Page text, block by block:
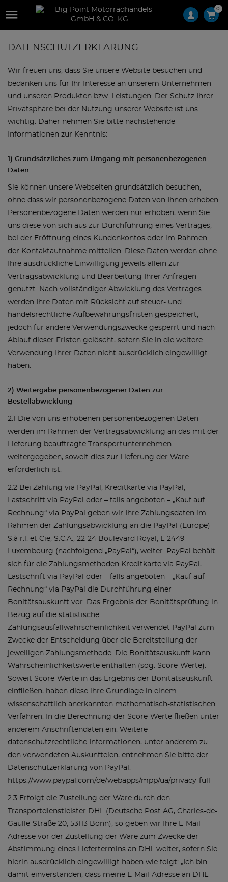
 0
DATENSCHUTZERKLÄRUNG
Wir freuen uns, dass Sie unsere Website besuchen und
bedanken uns für Ihr Interesse an unserem Unternehmen
und unseren Produkten bzw. Leistungen. Der Schutz Ihrer
Privatsphäre bei der Nutzung unserer Website ist uns
wichtig. Daher nehmen Sie bitte nachstehende
Informationen zur Kenntnis:
1) Grundsätzliches zum Umgang mit personenbezogenen
Daten
Sie können unsere Webseiten grundsätzlich besuchen,
ohne dass wir personenbezogene Daten von Ihnen erheben.
Personenbezogene Daten werden nur erhoben, wenn Sie
uns diese von sich aus zur Durchführung eines Vertrages,
bei der Eröffnung eines Kundenkontos oder im Rahmen
der Kontaktaufnahme mitteilen. Diese Daten werden ohne
Ihre ausdrückliche Einwilligung jeweils allein zur
Vertragsabwicklung und Bearbeitung Ihrer Anfragen
genutzt. Nach vollständiger Abwicklung des Vertrages
werden Ihre Daten mit Rücksicht auf steuer- und
handelsrechtliche Aufbewahrungsfristen gespeichert,
jedoch für andere Verwendungszwecke gesperrt und nach
Ablauf dieser Fristen gelöscht, sofern Sie in die weitere
Verwendung Ihrer Daten nicht ausdrücklich eingewilligt
haben.
2) Weitergabe personenbezogener Daten zur
Bestellabwicklung
2.1 Die von uns erhobenen personenbezogenen Daten
werden im Rahmen der Vertragsabwicklung an das mit der
Lieferung beauftragte Transportunternehmen
weitergegeben, soweit dies zur Lieferung der Ware
erforderlich ist.
2.2 Bei Zahlung via PayPal, Kreditkarte via PayPal,
Lastschrift via PayPal oder – falls angeboten – „Kauf auf
Rechnung“ via PayPal geben wir Ihre Zahlungsdaten im
Rahmen der Zahlungsabwicklung an die PayPal (Europe)
S.à r.l. et Cie, S.C.A., 22-24 Boulevard Royal, L-2449
Luxembourg (nachfolgend „PayPal“), weiter. PayPal behält
sich für die Zahlungsmethoden Kreditkarte via PayPal,
Lastschrift via PayPal oder – falls angeboten – „Kauf auf
Rechnung“ via PayPal die Durchführung einer
Bonitätsauskunft vor. Das Ergebnis der Bonitätsprüfung in
Bezug auf die statistische
Zahlungsausfallwahrscheinlichkeit verwendet PayPal zum
Zwecke der Entscheidung über die Bereitstellung der
jeweiligen Zahlungsmethode. Die Bonitätsauskunft kann
Wahrscheinlichkeitswerte enthalten (sog. Score-Werte).
Soweit Score-Werte in das Ergebnis der Bonitätsauskunft
einfließen, haben diese ihre Grundlage in einem
wissenschaftlich anerkannten mathematisch-statistischen
Verfahren. In die Berechnung der Score-Werte fließen unter
anderem Anschriftendaten ein. Weitere
datenschutzrechtliche Informationen, unter anderem zu
den verwendeten Auskunfteien, entnehmen Sie bitte der
Datenschutzerklärung von PayPal:
https://www.paypal.com/de/webapps/mpp/ua/privacy-full
2.3 Erfolgt die Zustellung der Ware durch den
Transportdienstleister DHL (Deutsche Post AG, Charles-de-
Gaulle-Straße 20, 53113 Bonn), so geben wir Ihre E-Mail-
Adresse vor der Zustellung der Ware zum Zwecke der
Abstimmung eines Liefertermins an DHL weiter, sofern Sie
hierin ausdrücklich eingewilligt haben wie folgt: „Ich bin
damit einverstanden, dass meine E-Mail-Adresse an DHL